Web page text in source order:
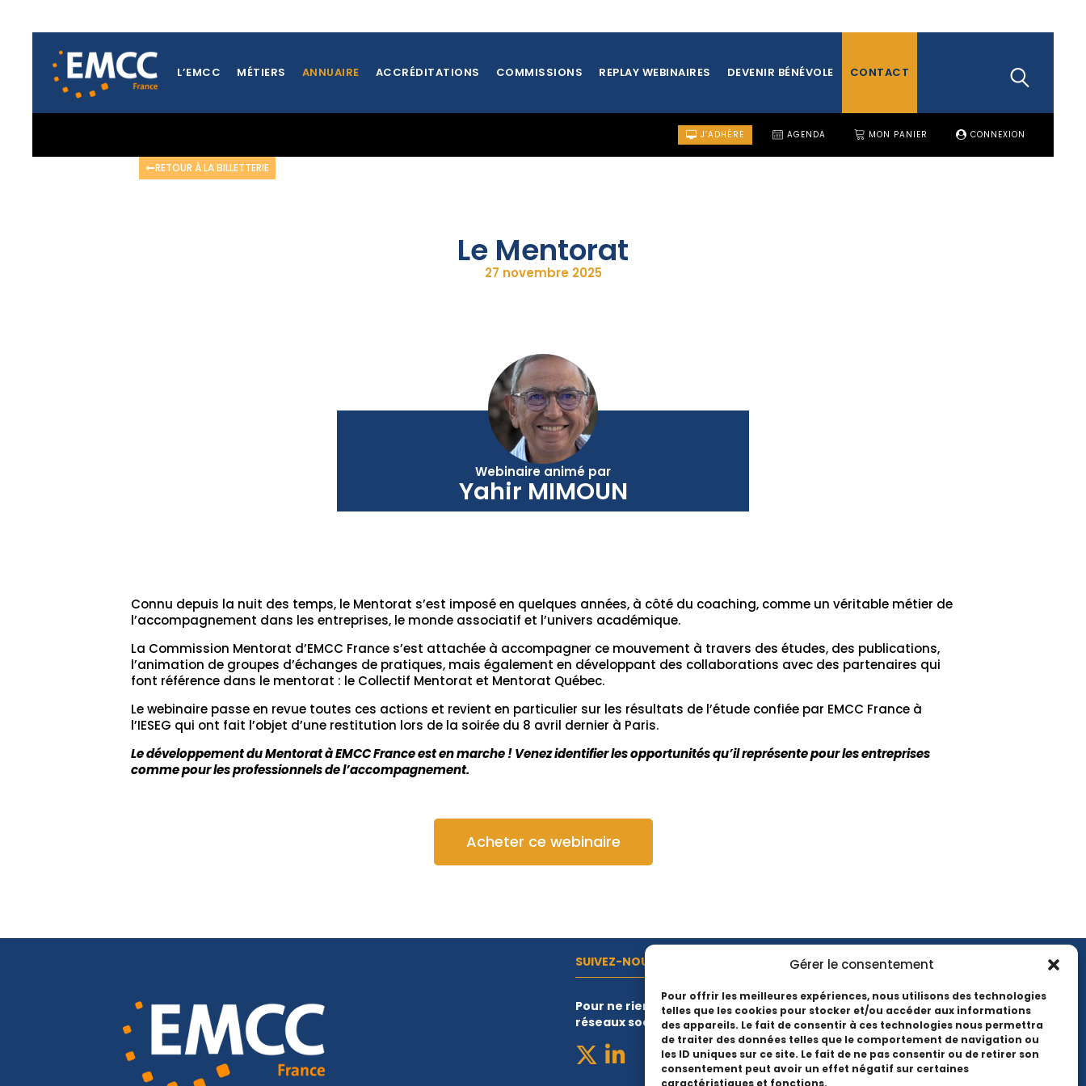
Gérer le consentement
Pour offrir les meilleures expériences, nous utilisons des technologies
telles que les cookies pour stocker et/ou accéder aux informations
des appareils. Le fait de consentir à ces technologies nous permettra
de traiter des données telles que le comportement de navigation ou
les ID uniques sur ce site. Le fait de ne pas consentir ou de retirer son
consentement peut avoir un effet négatif sur certaines
caractéristiques et fonctions.
L’EMCC MÉTIERS ANNUAIRE ACCRÉDITATIONS COMMISSIONS REPLAY WEBINAIRES DEVENIR BÉNÉVOLE CONTACT
J’ADHÈRE AGENDA MON PANIER CONNEXION
RETOUR À LA BILLETTERIE
Le Mentorat
27 novembre 2025
Webinaire animé par
Yahir MIMOUN
Connu depuis la nuit des temps, le Mentorat s’est imposé en quelques années, à côté du coaching, comme un véritable métier de
l’accompagnement dans les entreprises, le monde associatif et l’univers académique.
La Commission Mentorat d’EMCC France s’est attachée à accompagner ce mouvement à travers des études, des publications,
l’animation de groupes d’échanges de pratiques, mais également en développant des collaborations avec des partenaires qui
font référence dans le mentorat : le Collectif Mentorat et Mentorat Québec.
Le webinaire passe en revue toutes ces actions et revient en particulier sur les résultats de l’étude confiée par EMCC France à
l’IESEG qui ont fait l’objet d’une restitution lors de la soirée du 8 avril dernier à Paris.
Le développement du Mentorat à EMCC France est en marche ! Venez identifier les opportunités qu’il représente pour les entreprises
comme pour les professionnels de l’accompagnement.
Acheter ce webinaire
SUIVEZ-NOUS
Pour ne rien manquer de l'actualité EMCC, suivez-nous sur les
réseaux sociaux